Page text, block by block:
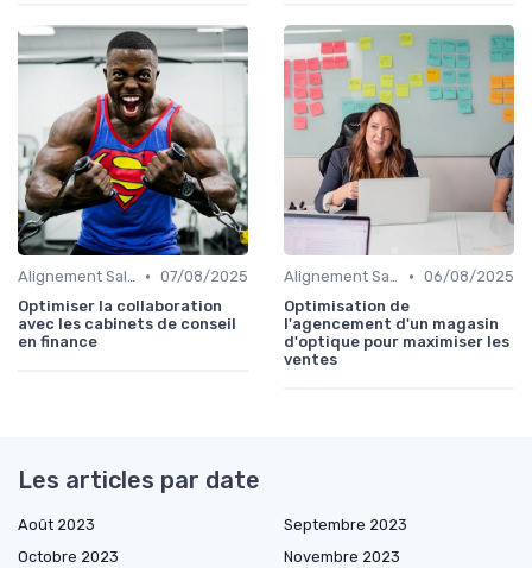
Alignement Sales & Marketing • 07/08/2025
Optimiser la collaboration
avec les cabinets de conseil
en finance
Alignement Sales & Marketing • 06/08/2025
Optimisation de
l'agencement d'un magasin
d'optique pour maximiser les
ventes
Les articles par date
Août 2023
Septembre 2023
Octobre 2023
Novembre 2023